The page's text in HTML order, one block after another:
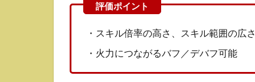
特
ア
・スキル倍率の高さ、スキル範囲の広さ
・火力につながるバフ／デバフ可能